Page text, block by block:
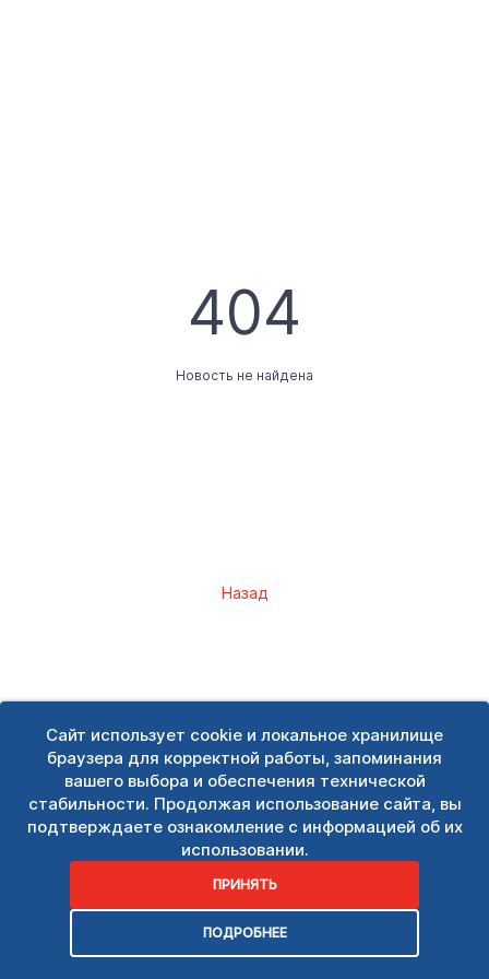
Сайт использует cookie и локальное хранилище
браузера для корректной работы, запоминания
вашего выбора и обеспечения технической
стабильности. Продолжая использование сайта, вы
подтверждаете ознакомление с информацией об их
использовании.
ПРИНЯТЬ
ПОДРОБНЕЕ
404
Новость не найдена
Назад